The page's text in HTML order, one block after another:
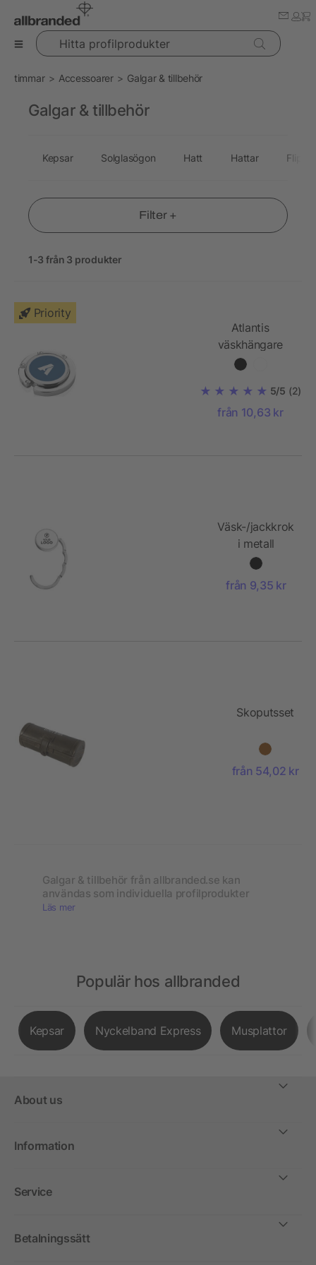
Hitta profilprodukter
timmar Accessoarer Galgar & tillbehör
Filter +
1-3 från 3 produkter
Priority
Atlantis
väskhängare
5/5 (2)
från 10,63 kr
Väsk-/jackkrok
i metall
från 9,35 kr
Skoputsset
från 54,02 kr
Galgar & tillbehör från allbranded.se kan
användas som individuella profilprodukter
Läs mer
Galgar & tillbehör
Kepsar Solglasögon Hatt Hattar Flip-
Populär hos allbranded
Kepsar Nyckelband Express Musplattor
About us
Information
Service
Betalningssätt